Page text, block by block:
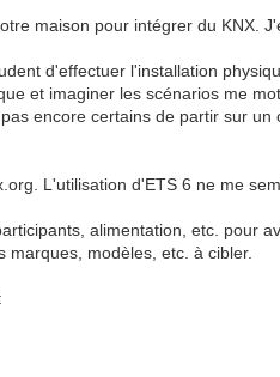
maison pour intégrer du KNX.
d'effectuer l'installation
et imaginer les scénarios me
encore certains de partir sur
L'utilisation d'ETS 6 ne me
alimentation, etc. pour
modèles, etc. à cibler.